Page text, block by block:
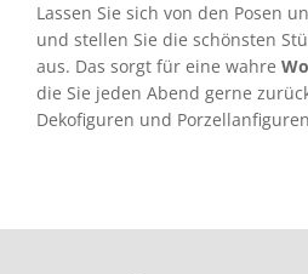
Lassen Sie sich von den Posen
und stellen Sie die schönsten
aus. Das sorgt für eine wahre
die Sie jeden Abend gerne
Dekofiguren und